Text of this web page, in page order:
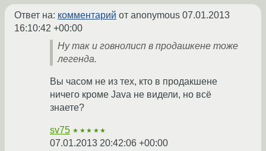
Ответ на: комментарий от anonymous 07.01.2013
16:10:42 +00:00
Ну так и говнолисп в продашкене тоже
легенда.
Вы часом не из тех, кто в продакшене
ничего кроме Java не видели, но всё
знаете?
sv75 ★★★★★
07.01.2013 20:42:06 +00:00